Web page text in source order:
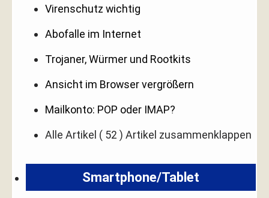
Virenschutz wichtig
Abofalle im Internet
Trojaner, Würmer und Rootkits
Ansicht im Browser vergrößern
Mailkonto: POP oder IMAP?
Alle Artikel ( 52 ) Artikel zusammenklappen
Smartphone/Tablet